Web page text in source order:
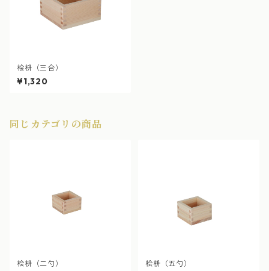
桧枡（三合）
¥1,320
同じカテゴリの商品
桧枡（二勺） 桧枡（五勺）